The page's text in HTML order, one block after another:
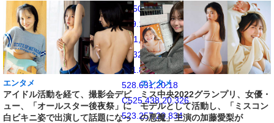
C550.169,20.033
549.148,20
541,20
C532.853,20
531.831,20.033
528.631,20.18
C525.438,20.326
523.257,20.834
エンタメ
アイドル活動を経て、撮影会デビ
ュー、「オールスター後夜祭」に
白ビキニ姿で出演して話題になっ
エンタメ
ミス中央2022グランプリ、女優・
モデルとして活動し、「ミスコン
の悪魔」主演の加藤愛梨が